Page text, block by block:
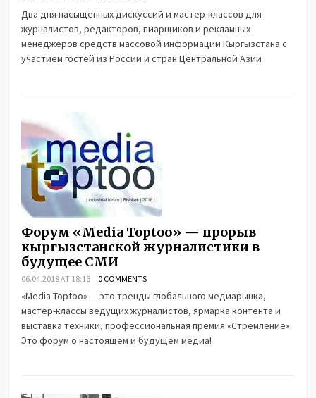
Два дня насыщенных дискуссий и мастер-классов для
журналистов, редакторов, пиарщиков и рекламных
менеджеров средств массовой информации Кыргызстана с
участием гостей из России и стран Центральной Азии
Форум «Media Toptoo» — прорыв
кыргызстанской журналистики в
будущее СМИ
06.04.2018 AT 18:16 0 COMMENTS
«Media Toptoo» — это тренды глобального медиарынка,
мастер-классы ведущих журналистов, ярмарка контента и
выставка техники, профессиональная премия «Стремление».
Это форум о настоящем и будущем медиа!